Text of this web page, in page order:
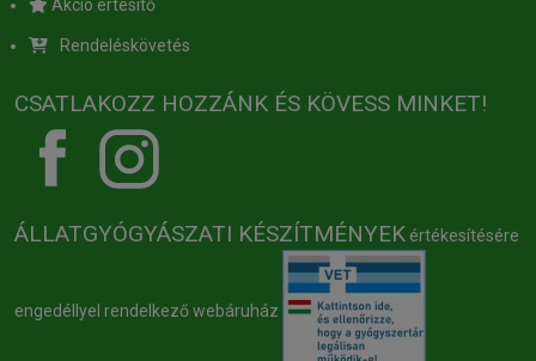
Akció értesítő
Rendeléskövetés
CSATLAKOZZ HOZZÁNK ÉS KÖVESS MINKET!
ÁLLATGYÓGYÁSZATI KÉSZÍTMÉNYEK értékesítésére
engedéllyel rendelkező webáruház